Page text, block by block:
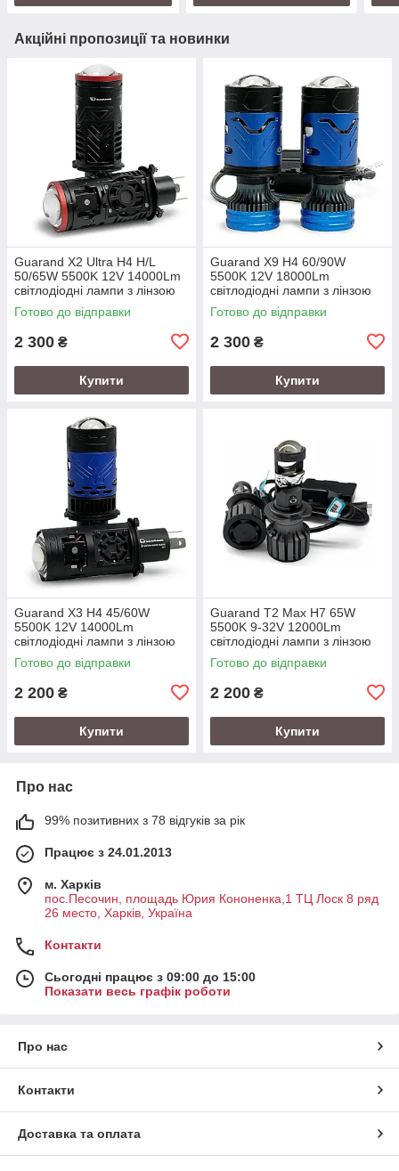
Акційні пропозиції та новинки
Guarand X2 Ultra H4 H/L
50/65W 5500K 12V 14000Lm
світлодіодні лампи з лінзою
Готово до відправки
2 300 ₴
Купити
Guarand X9 H4 60/90W
5500K 12V 18000Lm
світлодіодні лампи з лінзою
Готово до відправки
2 300 ₴
Купити
Guarand X3 H4 45/60W
5500K 12V 14000Lm
світлодіодні лампи з лінзою
Готово до відправки
2 200 ₴
Купити
Guarand T2 Max H7 65W
5500K 9-32V 12000Lm
світлодіодні лампи з лінзою
Готово до відправки
2 200 ₴
Купити
Про нас
99% позитивних з 78 відгуків за рік
Працює з 24.01.2013
м. Харків
пос.Песочин, площадь Юрия Кононенка,1 ТЦ Лоск 8 ряд
26 место, Харків, Україна
Контакти
Сьогодні працює з 09:00 до 15:00
Показати весь графік роботи
Про нас
Контакти
Доставка та оплата